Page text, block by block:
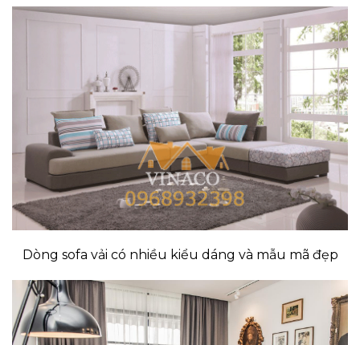
Dòng sofa vải có nhiều kiểu dáng và mẫu mã đẹp